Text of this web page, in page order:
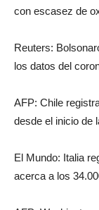
con escasez de
Reuters:
los datos del
AFP: Chile
desde el inicio de
El Mundo: Italia
acerca a los